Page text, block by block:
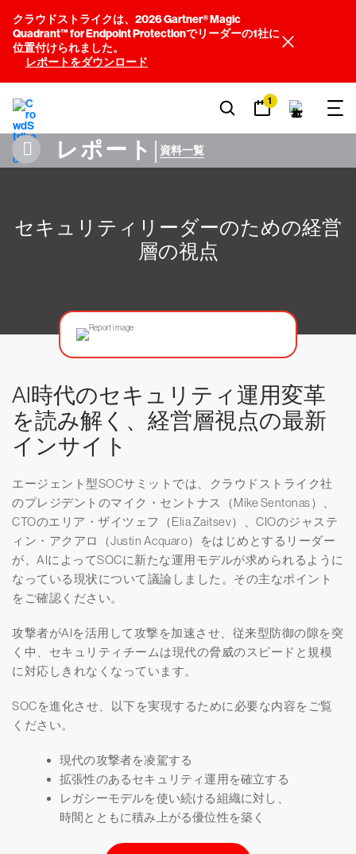
クラウドストライクは、2026 Gartner® Magic
Quadrant™ for Endpoint Protectionでリーダーの1社に
位置付けられました。
レポートをダウンロード
1
レポート | 資料一覧
セキュリティリーダーのための経営
層の視点
AI時代のセキュリティ運用変革
を読み解く、経営層視点の最新
インサイト
エージェント型SOCサミットでは、クラウドストライク社
のプレジデントのマイク・セントナス（Mike Sentonas）、
CTOのエリア・ザイツェフ（Elia Zaitsev）、CIOのジャステ
ィン・アクアロ（Justin Acquaro）をはじめとするリーダー
が、AIによってSOCに新たな運用モデルが求められるように
なっている現状について議論しました。その主なポイント
をご確認ください。
攻撃者がAIを活用して攻撃を加速させ、従来型防御の隙を突
く中、セキュリティチームは現代の脅威のスピードと規模
に対応しきれなくなっています。
SOCを進化させ、以下を実現するために必要な内容をご覧
ください。
現代の攻撃者を凌駕する
拡張性のあるセキュリティ運用を確立する
レガシーモデルを使い続ける組織に対し、
時間とともに積み上がる優位性を築く